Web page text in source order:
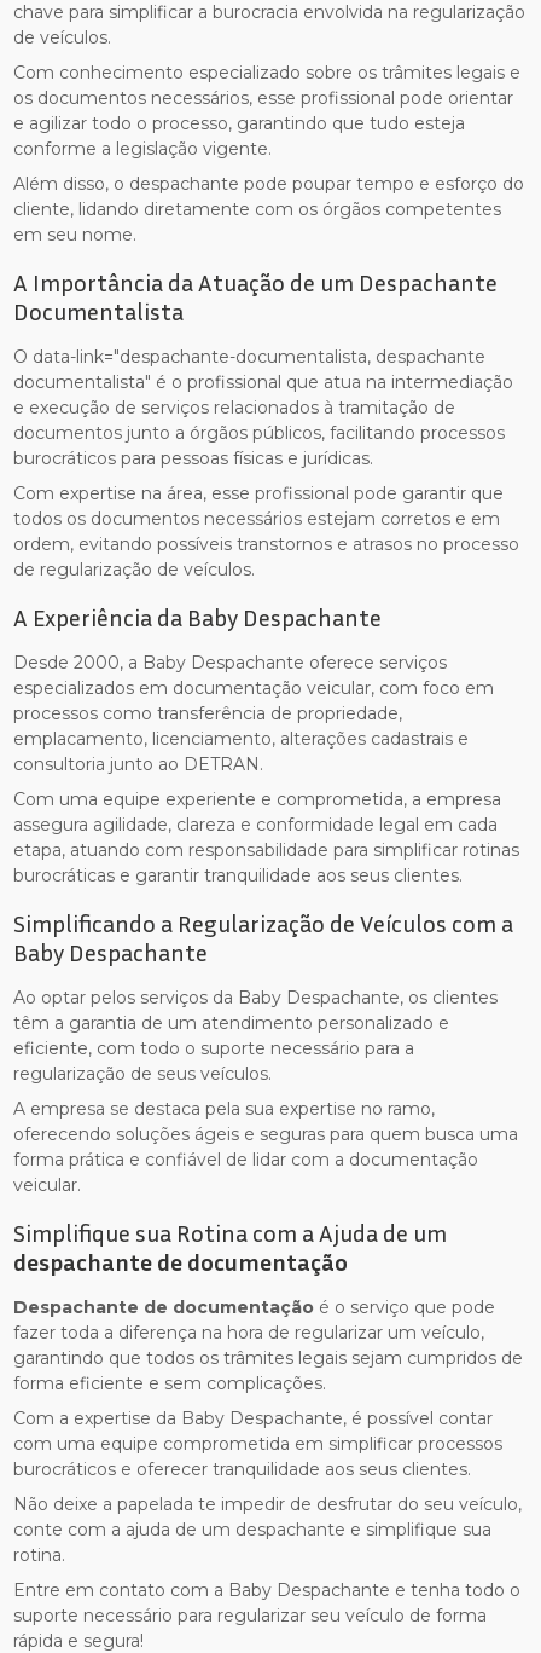
chave para simplificar a burocracia envolvida na regularização
de veículos.
Com conhecimento especializado sobre os trâmites legais e
os documentos necessários, esse profissional pode orientar
e agilizar todo o processo, garantindo que tudo esteja
conforme a legislação vigente.
Além disso, o despachante pode poupar tempo e esforço do
cliente, lidando diretamente com os órgãos competentes
em seu nome.
A Importância da Atuação de um Despachante
Documentalista
O data-link="despachante-documentalista, despachante
documentalista" é o profissional que atua na intermediação
e execução de serviços relacionados à tramitação de
documentos junto a órgãos públicos, facilitando processos
burocráticos para pessoas físicas e jurídicas.
Com expertise na área, esse profissional pode garantir que
todos os documentos necessários estejam corretos e em
ordem, evitando possíveis transtornos e atrasos no processo
de regularização de veículos.
A Experiência da Baby Despachante
Desde 2000, a Baby Despachante oferece serviços
especializados em documentação veicular, com foco em
processos como transferência de propriedade,
emplacamento, licenciamento, alterações cadastrais e
consultoria junto ao DETRAN.
Com uma equipe experiente e comprometida, a empresa
assegura agilidade, clareza e conformidade legal em cada
etapa, atuando com responsabilidade para simplificar rotinas
burocráticas e garantir tranquilidade aos seus clientes.
Simplificando a Regularização de Veículos com a
Baby Despachante
Ao optar pelos serviços da Baby Despachante, os clientes
têm a garantia de um atendimento personalizado e
eficiente, com todo o suporte necessário para a
regularização de seus veículos.
A empresa se destaca pela sua expertise no ramo,
oferecendo soluções ágeis e seguras para quem busca uma
forma prática e confiável de lidar com a documentação
veicular.
Simplifique sua Rotina com a Ajuda de um
despachante de documentação
Despachante de documentação é o serviço que pode
fazer toda a diferença na hora de regularizar um veículo,
garantindo que todos os trâmites legais sejam cumpridos de
forma eficiente e sem complicações.
Com a expertise da Baby Despachante, é possível contar
com uma equipe comprometida em simplificar processos
burocráticos e oferecer tranquilidade aos seus clientes.
Não deixe a papelada te impedir de desfrutar do seu veículo,
conte com a ajuda de um despachante e simplifique sua
rotina.
Entre em contato com a Baby Despachante e tenha todo o
suporte necessário para regularizar seu veículo de forma
rápida e segura!